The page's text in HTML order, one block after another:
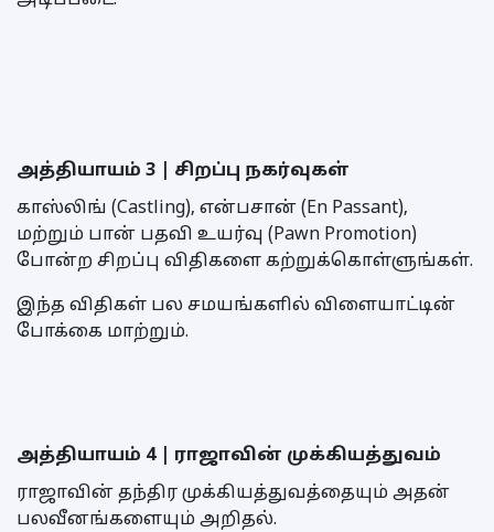
அத்தியாயம் 3 | சிறப்பு நகர்வுகள்
காஸ்லிங் (Castling), என்பசான் (En Passant),
மற்றும் பான் பதவி உயர்வு (Pawn Promotion)
போன்ற சிறப்பு விதிகளை கற்றுக்கொள்ளுங்கள்.
இந்த விதிகள் பல சமயங்களில் விளையாட்டின்
போக்கை மாற்றும்.
அத்தியாயம் 4 | ராஜாவின் முக்கியத்துவம்
ராஜாவின் தந்திர முக்கியத்துவத்தையும் அதன்
பலவீனங்களையும் அறிதல்.